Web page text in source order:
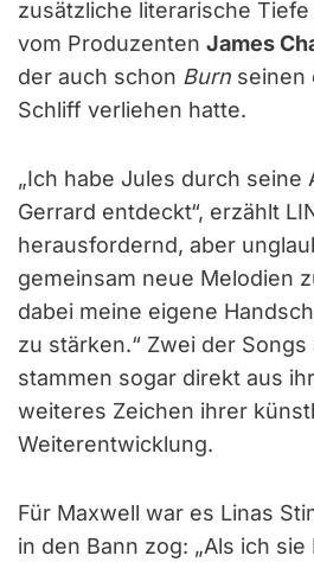
zusätzliche literarische
vom Produzenten James
der auch schon Burn seinen
Schliff verliehen hatte.
„Ich habe Jules durch seine
Gerrard entdeckt“, erzählt
herausfordernd, aber
gemeinsam neue Melodien
dabei meine eigene
zu stärken.“ Zwei der Songs
stammen sogar direkt aus
weiteres Zeichen ihrer
Weiterentwicklung.
Für Maxwell war es Linas
in den Bann zog: „Als ich